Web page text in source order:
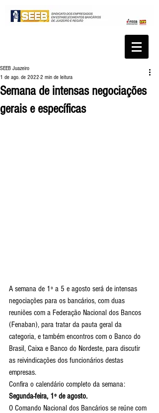
Semana de intensas negociações
gerais e específicas
SEEB Juazeiro
1 de ago. de 2022 2 min de leitura
A semana de 1º a 5 e agosto será de intensas
negociações para os bancários, com duas
reuniões com a Federação Nacional dos Bancos
(Fenaban), para tratar da pauta geral da
categoria, e também encontros com o Banco do
Brasil, Caixa e Banco do Nordeste, para discutir
as reivindicações dos funcionários destas
empresas.
Confira o calendário completo da semana:
Segunda-feira, 1º de agosto.
O Comando Nacional dos Bancários se reúne com